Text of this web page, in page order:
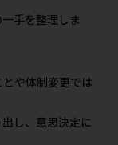
手を整理しま
や体制変更では
し、意思決定に